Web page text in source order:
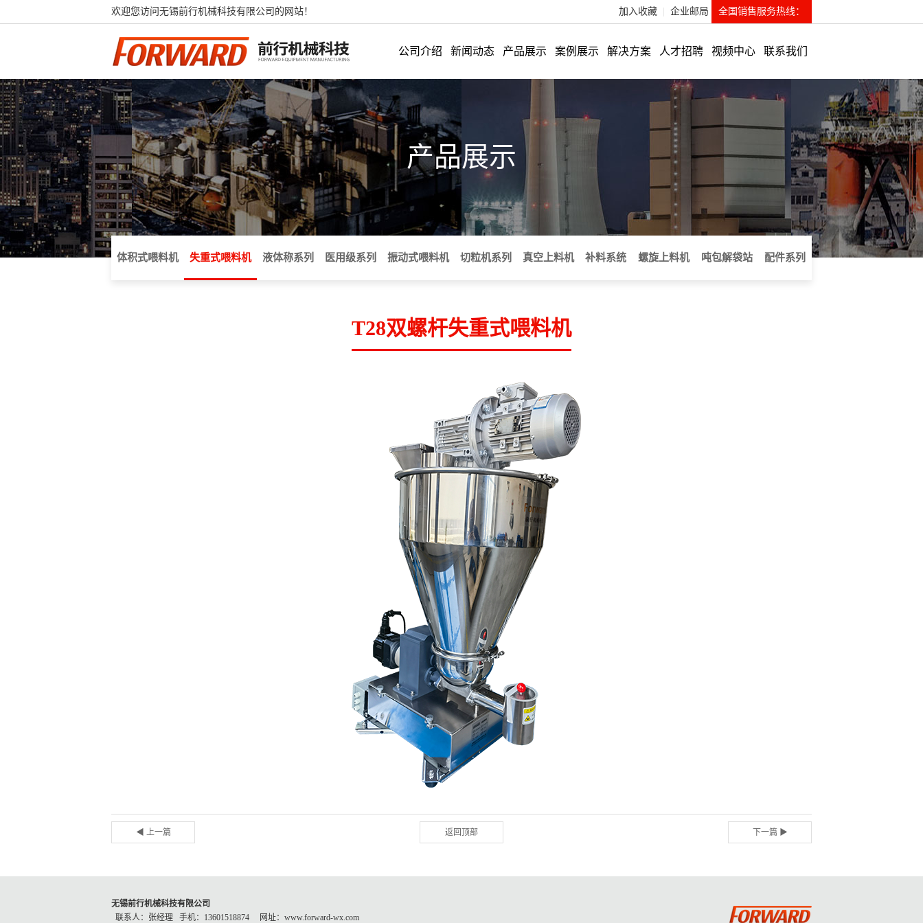
欢迎您访问无锡前行机械科技有限公司的网站！ 全国销售服务热线：
加入收藏 企业邮局
公司介绍 新闻动态 产品展示 案例展示 解决方案 人才招聘 视频中心 联系我们
产品展示
体积式喂料机 失重式喂料机 液体称系列 医用级系列 振动式喂料机 切粒机系列 真空上料机 补料系统 螺旋上料机 吨包解袋站 配件系列
T28双螺杆失重式喂料机
◀ 上一篇 返回顶部 下一篇 ▶
无锡前行机械科技有限公司
联系人：张经理 手机：13601518874 网址：www.forward-wx.com